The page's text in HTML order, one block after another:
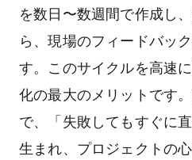
を数日〜数週間で作成し
ら、現場のフィードバッ
す。このサイクルを高速
化の最大のメリットです
で、「失敗してもすぐに
生まれ、プロジェクトの